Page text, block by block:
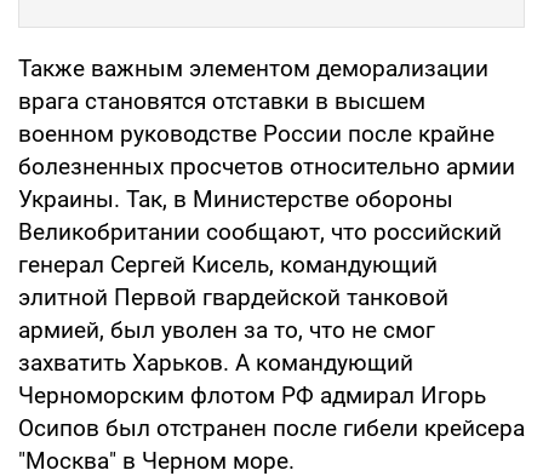
Также важным элементом деморализации
врага становятся отставки в высшем
военном руководстве России после крайне
болезненных просчетов относительно армии
Украины. Так, в Министерстве обороны
Великобритании сообщают, что российский
генерал Сергей Кисель, командующий
элитной Первой гвардейской танковой
армией, был уволен за то, что не смог
захватить Харьков. А командующий
Черноморским флотом РФ адмирал Игорь
Осипов был отстранен после гибели крейсера
"Москва" в Черном море.